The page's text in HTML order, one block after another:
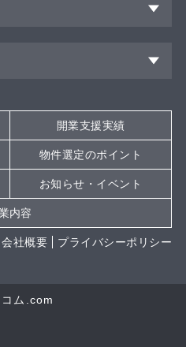
開業支援実績
物件選定のポイント
お知らせ・イベント
内容
会社概要 プライバシーポリシー
ム.com